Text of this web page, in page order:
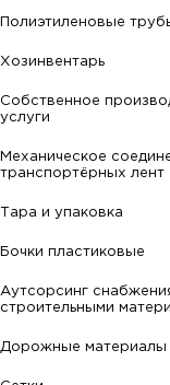
Полиэтиленовые
Хозинвентарь
Собственное
услуги
Механическое
транспортёрных лент
Тара и упаковка
Бочки пластиковые
Аутсорсинг
строительными
Дорожные материалы